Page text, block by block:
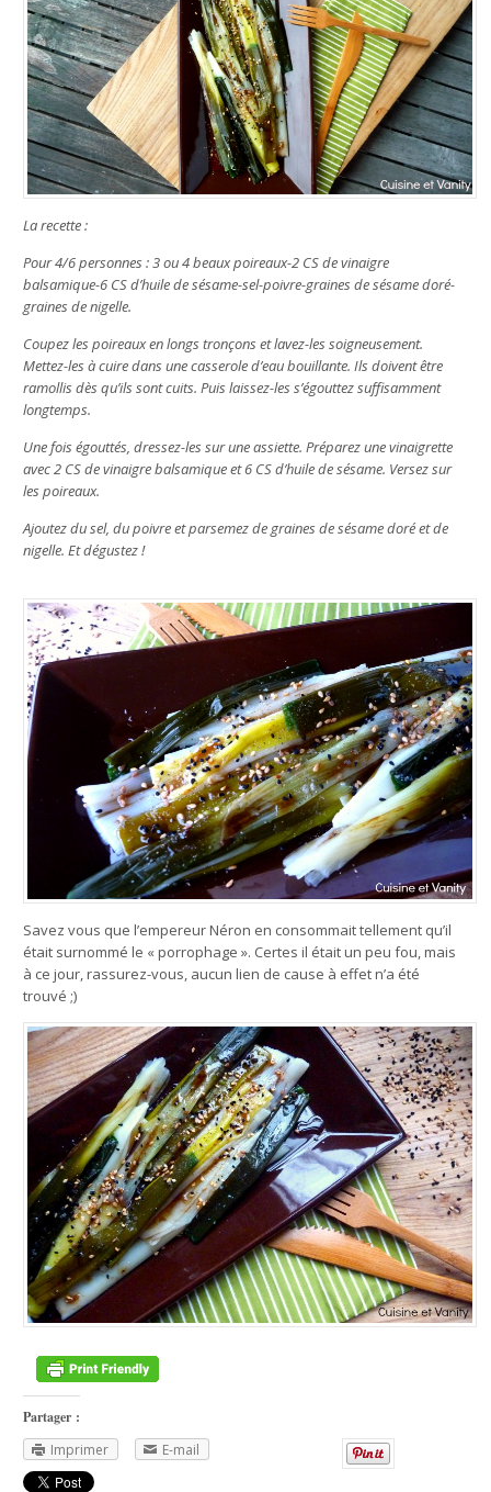
La recette :
Pour 4/6 personnes : 3 ou 4 beaux poireaux-2 CS de vinaigre
balsamique-6 CS d’huile de sésame-sel-poivre-graines de sésame doré-
graines de nigelle.
Coupez les poireaux en longs tronçons et lavez-les soigneusement.
Mettez-les à cuire dans une casserole d’eau bouillante. Ils doivent être
ramollis dès qu’ils sont cuits. Puis laissez-les s’égouttez suffisamment
longtemps.
Une fois égouttés, dressez-les sur une assiette. Préparez une vinaigrette
avec 2 CS de vinaigre balsamique et 6 CS d’huile de sésame. Versez sur
les poireaux.
Ajoutez du sel, du poivre et parsemez de graines de sésame doré et de
nigelle. Et dégustez !
Savez vous que l’empereur Néron en consommait tellement qu’il
était surnommé le « porrophage ». Certes il était un peu fou, mais
à ce jour, rassurez-vous, aucun lien de cause à effet n’a été
trouvé ;)
Partager :
Imprimer
E-mail